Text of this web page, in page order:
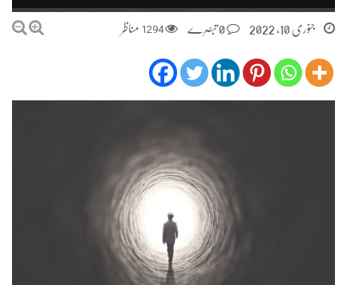
جنوری 10, 2022 1294 مناظر